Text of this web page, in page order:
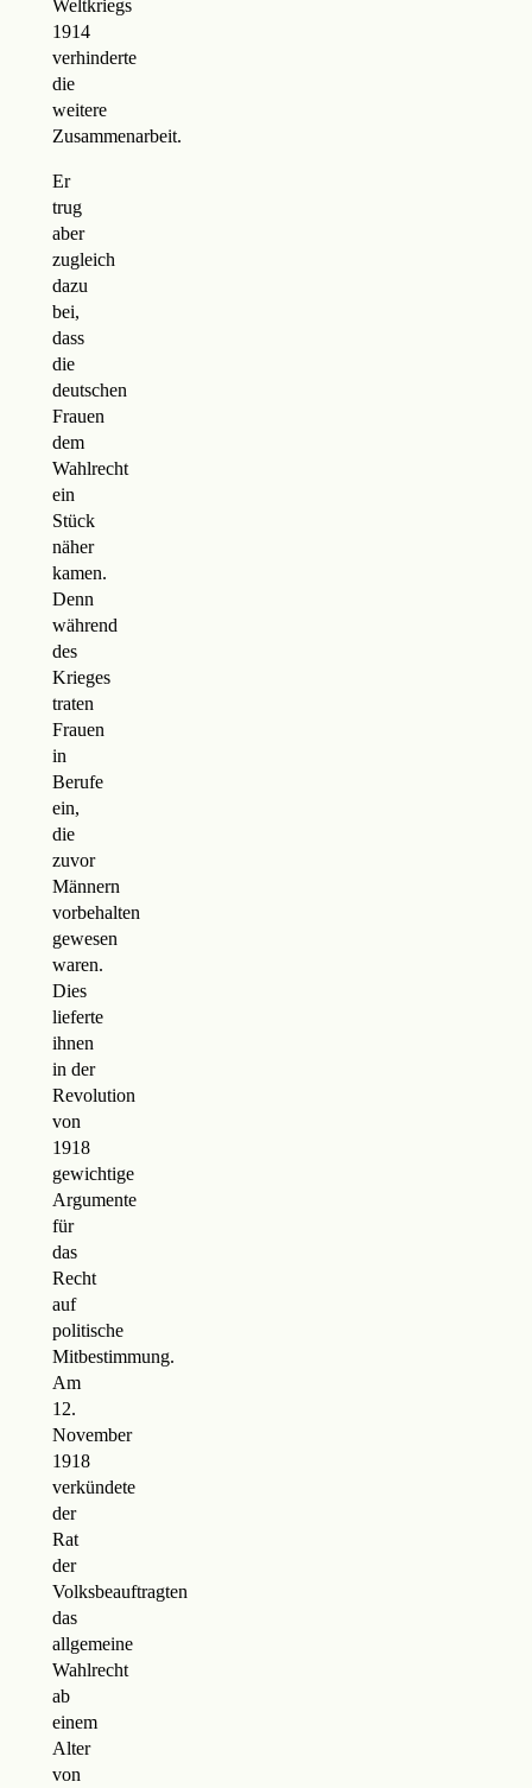
Weltkriegs
1914
verhinderte
die
weitere
Zusammenarbeit.
Er
trug
aber
zugleich
dazu
bei,
dass
die
deutschen
Frauen
dem
Wahlrecht
ein
Stück
näher
kamen.
Denn
während
des
Krieges
traten
Frauen
in
Berufe
ein,
die
zuvor
Männern
vorbehalten
gewesen
waren.
Dies
lieferte
ihnen
in der
Revolution
von
1918
gewichtige
Argumente
für
das
Recht
auf
politische
Mitbestimmung.
Am
12.
November
1918
verkündete
der
Rat
der
Volksbeauftragten
das
allgemeine
Wahlrecht
ab
einem
Alter
von